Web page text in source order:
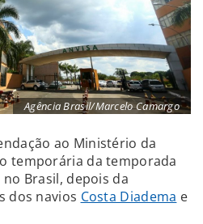
Agência Brasil/Marcelo Camargo
ao Ministério da
temporária da temporada
Brasil, depois da
dos navios Costa Diadema e